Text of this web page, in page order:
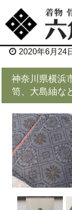
2020年6月24
神奈川県横浜
笥、大島紬な